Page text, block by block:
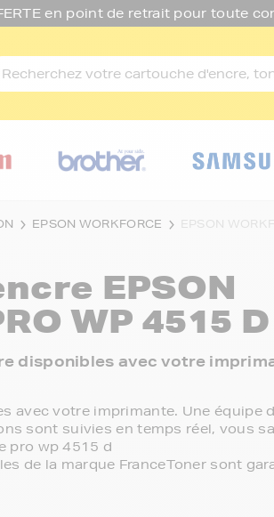
en point de retrait pour toute
EPSON WORKFORCE EPSON
EPSON
WP 4515 D
disponibles avec votre
avec votre imprimante. Une équipe
sont suivies en temps réel, vous
pro wp 4515 d
de la marque FranceToner sont